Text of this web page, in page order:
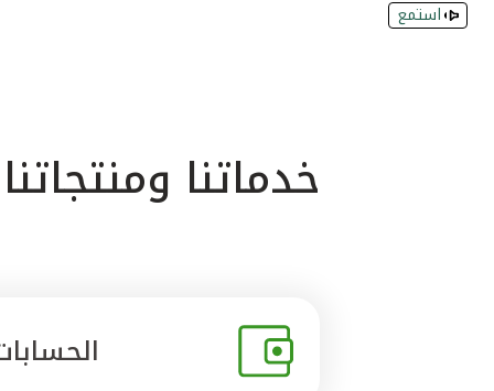
استمع
خدماتنا ومنتجاتنا